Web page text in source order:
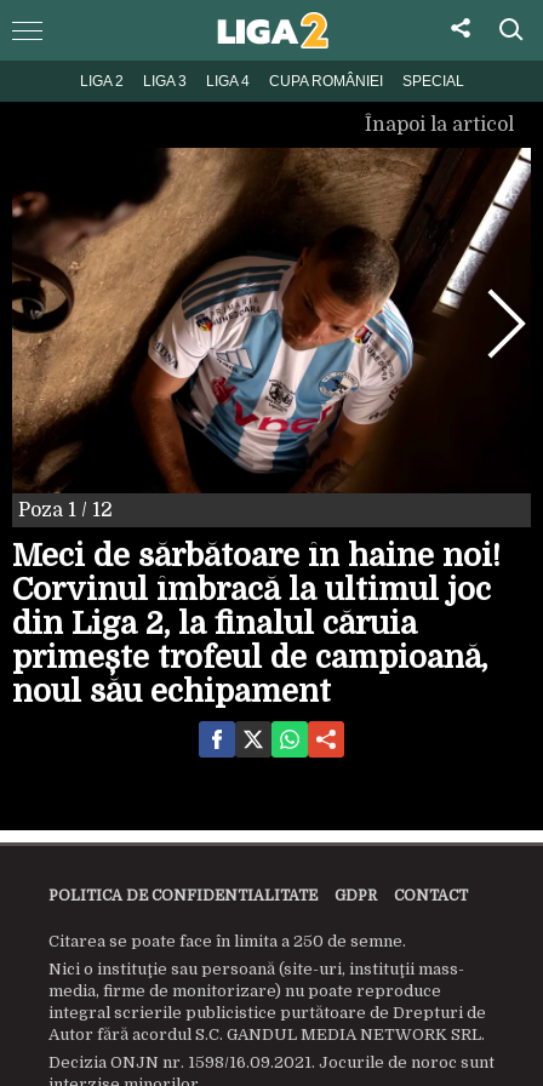
LIGA 2 LIGA 3 LIGA 4 CUPA ROMÂNIEI SPECIAL
Înapoi la articol
Poza 1 / 12
Meci de sărbătoare în haine noi!
Corvinul îmbracă la ultimul joc
din Liga 2, la finalul căruia
primește trofeul de campioană,
noul său echipament
POLITICA DE CONFIDENTIALITATE GDPR CONTACT
Citarea se poate face în limita a 250 de semne.
Nici o instituţie sau persoană (site-uri, instituţii mass-
media, firme de monitorizare) nu poate reproduce
integral scrierile publicistice purtătoare de Drepturi de
Autor fără acordul S.C. GANDUL MEDIA NETWORK SRL.
Decizia ONJN nr. 1598/16.09.2021. Jocurile de noroc sunt